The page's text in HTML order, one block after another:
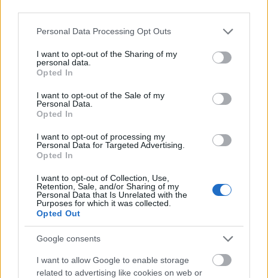
Please note that this website/app uses one or more Google
not limited to your visit or usage behaviour. You may click to
grant or deny consent to Google and its third-party tags to
use your data for below specified purposes in below Google
consent section.
Personal Data Processing Opt Outs
I want to opt-out of the Sharing of my
personal data.
Opted In
I want to opt-out of the Sale of my
Personal Data.
Opted In
I want to opt-out of processing my
Personal Data for Targeted Advertising.
Opted In
I want to opt-out of Collection, Use,
Retention, Sale, and/or Sharing of my
Personal Data that Is Unrelated with the
Purposes for which it was collected.
Opted Out
Google consents
I want to allow Google to enable storage
related to advertising like cookies on web or
időszakra választja.
- ha a naptári év utolsó napjával, ha az adóalany a pénzforgalmi elszámolást
a tárgy naptári évet követő naptári évre nem kívánja alkalmazni;
- a pénzforgalmi elszámolás választására jogosító értékhatár
meghaladásának napját követő nappal
- a naptári év utolsó napjával, ha az adóalany a tárgy naptári évet követő
naptári év első napján nem minősül kisvállalkozásnak;
- az eljárás jogerős elrendelését megelőző nappal, ha az adóalany csőd-,
felszámolási, végelszámolási vagy kényszertörlési eljárás hatálya alá kerül;
Ha értékhatár túllépés miatt szűnik meg a pénzforgalmi elszámolás, az
adóalany a pénzforgalmi elszámolást nem alkalmazhatja az olyan
termékértékesítése, szolgáltatásnyújtása esetében sem, amelynek
ellenértékével meghaladjaa pénzforgalmi elszámolás választására jogosító
megszűnés évét követő második naptári év végéig nem élhet.